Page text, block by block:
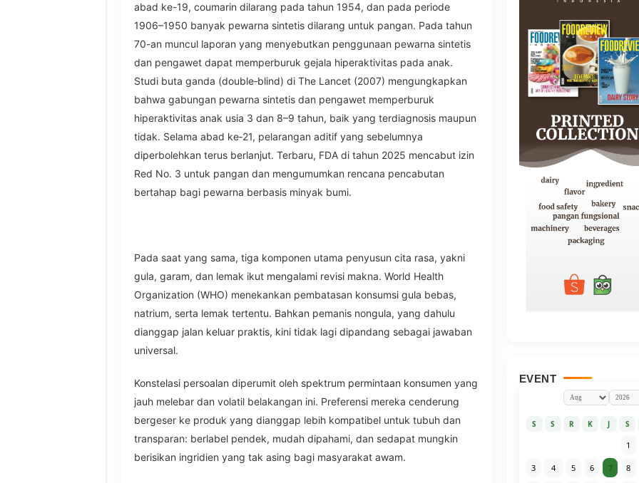
abad ke-19, coumarin dilarang pada tahun 1954, dan pada periode
1906–1950 banyak pewarna sintetis dilarang untuk pangan. Pada tahun
70-an muncul laporan yang menyebutkan penggunaan pewarna sintetis
dan pengawet dapat memperburuk gejala hiperaktivitas pada anak.
Studi buta ganda (double‑blind) di The Lancet (2007) mengungkapkan
bahwa gabungan pewarna sintetis dan pengawet memperburuk
hiperaktivitas anak usia 3 dan 8–9 tahun, baik yang terdiagnosis maupun
tidak. Selama abad ke‑21, pelarangan aditif yang sebelumnya
diperbolehkan terus berlanjut. Terbaru, FDA di tahun 2025 mencabut izin
Red No. 3 untuk pangan dan mengumumkan rencana pencabutan
bertahap bagi pewarna berbasis minyak bumi.
Pada saat yang sama, tiga komponen utama penyusun cita rasa, yakni
gula, garam, dan lemak ikut mengalami revisi makna. World Health
Organization (WHO) menekankan pembatasan konsumsi gula bebas,
natrium, serta lemak tertentu. Bahkan pemanis nongula, yang dahulu
dianggap jalan keluar praktis, kini tidak lagi dipandang sebagai jawaban
universal.
Konstelasi persoalan diperumit oleh spektrum permintaan konsumen yang
jauh melebar dan volatil belakangan ini. Preferensi mereka cenderung
bergeser ke produk yang dianggap lebih kompatibel untuk tubuh dan
transparan: berlabel pendek, mudah dipahami, dan sedapat mungkin
berisikan ingridien yang tak asing bagi masyarakat awam.
EVENT
S S R K J S
1
3 4 5 6 7 8